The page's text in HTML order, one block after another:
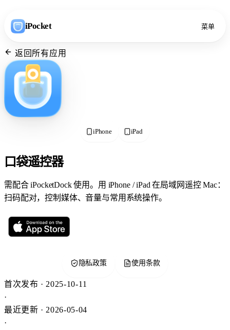
iPocket 菜单
返回所有应用
iPhone iPad
口袋遥控器
需配合 iPocketDock 使用。用 iPhone / iPad 在局域网遥控 Mac：
扫码配对，控制媒体、音量与常用系统操作。
隐私政策 使用条款
首次发布 · 2025-10-11
·
最近更新 · 2026-05-04
·